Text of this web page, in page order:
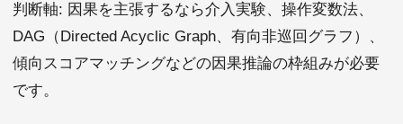
判断軸: 因果を主張するなら介入実験、操作変数法、
DAG（Directed Acyclic Graph、有向非巡回グラフ）、
傾向スコアマッチングなどの因果推論の枠組みが必要
です。